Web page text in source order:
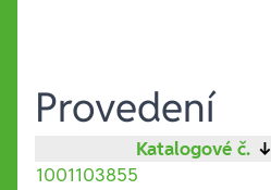
Provedení
Katalogové č. ↓
1001103855